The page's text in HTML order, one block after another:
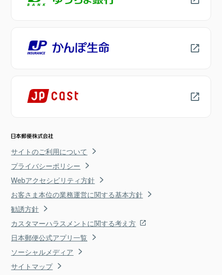
サイトのご利用について
プライバシーポリシー
Webアクセシビリティ方針
お客さま本位の業務運営に関する基本方針
勧誘方針
カスタマーハラスメントに関する考え方
日本郵便公式アプリ一覧
ソーシャルメディア
サイトマップ